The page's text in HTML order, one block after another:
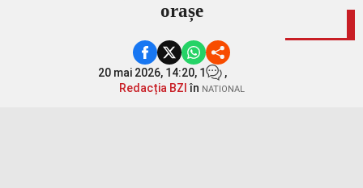
orașe
20 mai 2026, 14:20, 1
,
Redacția BZI în NATIONAL